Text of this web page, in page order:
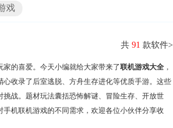
戏
共 91 款软件>
的喜爱。今天小编就给大家带来了联机游戏大全 ，
收录了后室逃脱、方舟生存进化等优质手游。这些
战。题材玩法囊括恐怖解谜、冒险生存、开放世
机联机游戏的不同需求，欢迎各位小伙伴分享收